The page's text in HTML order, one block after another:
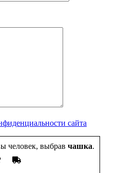
сайта
человек, выбрав чашка.